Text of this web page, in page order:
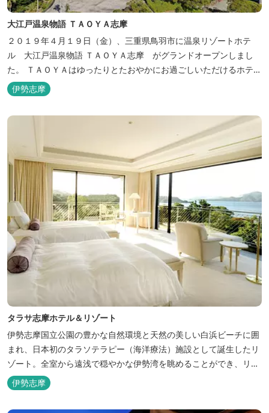
大江戸温泉物語 ＴＡＯＹＡ志摩
２０１９年４月１９日（金）、三重県鳥羽市に温泉リゾートホテ
ル 大江戸温泉物語 ＴＡＯＹＡ志摩 がグランドオープンしまし
た。 ＴＡＯＹＡはゆったりとたおやかにお過ごしいただけるホテル
を目指し、カキの産地の鳥羽市浦村町にオープンしました。 目の前
は太平洋に注ぐ伊勢湾の海の風景が広がり、後背は山に囲まれ、自
伊勢志摩
タラサ志摩ホテル＆リゾート
伊勢志摩国立公園の豊かな自然環境と天然の美しい白浜ビーチに囲
まれ、日本初のタラソテラピー（海洋療法）施設として誕生したリ
ゾート。全室から遠浅で穏やかな伊勢湾を眺めることができ、リラ
ックスした滞在をお楽しみいただけます。滞在中は、目の前の海か
らきれいな海水を引き込み、24時間以内に新鮮な状態で使用するタ
ラソテラピーや、季節の海の幸を楽しめるフレンチと日本料理が堪
伊勢志摩